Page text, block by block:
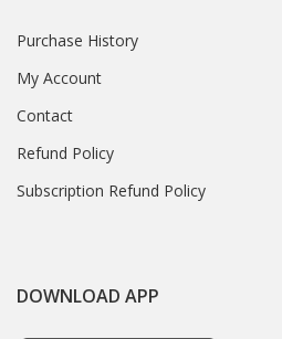
Purchase History
My Account
Contact
Refund Policy
Subscription Refund Policy
DOWNLOAD APP